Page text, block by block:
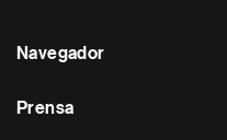
Navegador
Prensa